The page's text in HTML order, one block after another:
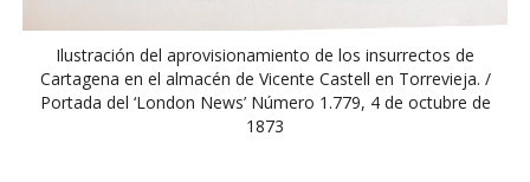
Ilustración del aprovisionamiento de los insurrectos de
Cartagena en el almacén de Vicente Castell en Torrevieja. /
Portada del ‘London News’ Número 1.779, 4 de octubre de
1873